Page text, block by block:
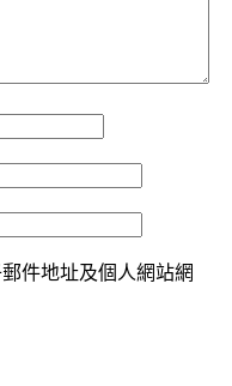
件地址及個人網站網